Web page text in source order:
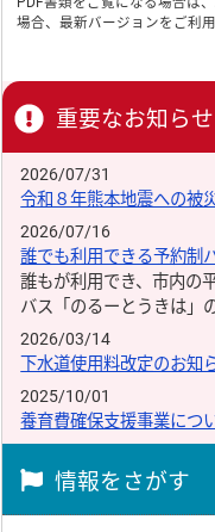
場合、最新バージョンをご利用
重要なお知らせ
2026/07/31
令和８年熊本地震への被
2026/07/16
誰でも利用できる予約制
誰もが利用でき、市内の
バス「のるーとうきは」
2026/03/14
下水道使用料改定のお
2025/10/01
養育費確保支援事業につ
情報をさがす